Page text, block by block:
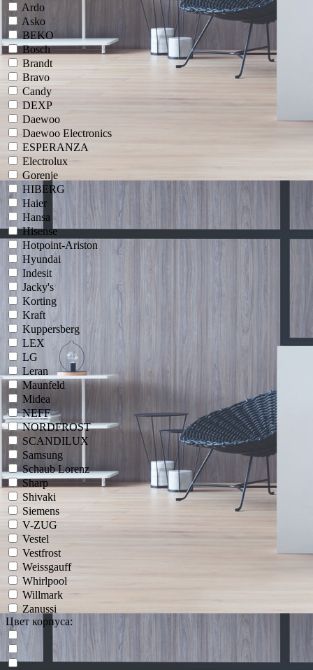
Ardo
Asko
BEKO
Bosch
Brandt
Bravo
Candy
DEXP
Daewoo
Daewoo Electronics
ESPERANZA
Electrolux
Gorenje
HIBERG
Haier
Hansa
Hisense
Hotpoint-Ariston
Hyundai
Indesit
Jacky's
Korting
Kraft
Kuppersberg
LEX
LG
Leran
Maunfeld
Midea
NEFF
NORDFROST
SCANDILUX
Samsung
Schaub Lorenz
Sharp
Shivaki
Siemens
V-ZUG
Vestel
Vestfrost
Weissgauff
Whirlpool
Willmark
Zanussi
Цвет корпуса: